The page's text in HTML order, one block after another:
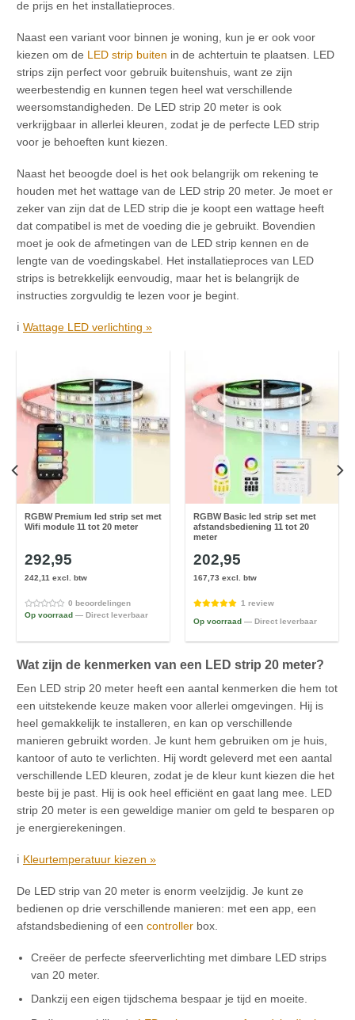
de prijs en het installatieproces.
Naast een variant voor binnen je woning, kun je er ook voor
kiezen om de LED strip buiten in de achtertuin te plaatsen. LED
strips zijn perfect voor gebruik buitenshuis, want ze zijn
weerbestendig en kunnen tegen heel wat verschillende
weersomstandigheden. De LED strip 20 meter is ook
verkrijgbaar in allerlei kleuren, zodat je de perfecte LED strip
voor je behoeften kunt kiezen.
Naast het beoogde doel is het ook belangrijk om rekening te
houden met het wattage van de LED strip 20 meter. Je moet er
zeker van zijn dat de LED strip die je koopt een wattage heeft
dat compatibel is met de voeding die je gebruikt. Bovendien
moet je ook de afmetingen van de LED strip kennen en de
lengte van de voedingskabel. Het installatieproces van LED
strips is betrekkelijk eenvoudig, maar het is belangrijk de
instructies zorgvuldig te lezen voor je begint.
ℹ️ Wattage LED verlichting »
RGBW Premium led strip set met
Wifi module 11 tot 20 meter
292,95
242,11 excl. btw
0 beoordelingen
Op voorraad — Direct leverbaar
RGBW Basic led strip set met
afstandsbediening 11 tot 20
meter
202,95
167,73 excl. btw
1 review
Op voorraad — Direct leverbaar
Wat zijn de kenmerken van een LED strip 20 meter?
Een LED strip 20 meter heeft een aantal kenmerken die hem tot
een uitstekende keuze maken voor allerlei omgevingen. Hij is
heel gemakkelijk te installeren, en kan op verschillende
manieren gebruikt worden. Je kunt hem gebruiken om je huis,
kantoor of auto te verlichten. Hij wordt geleverd met een aantal
verschillende LED kleuren, zodat je de kleur kunt kiezen die het
beste bij je past. Hij is ook heel efficiënt en gaat lang mee. LED
strip 20 meter is een geweldige manier om geld te besparen op
je energierekeningen.
ℹ️ Kleurtemperatuur kiezen »
De LED strip van 20 meter is enorm veelzijdig. Je kunt ze
bedienen op drie verschillende manieren: met een app, een
afstandsbediening of een controller box.
Creëer de perfecte sfeerverlichting met dimbare LED strips
van 20 meter.
Dankzij een eigen tijdschema bespaar je tijd en moeite.